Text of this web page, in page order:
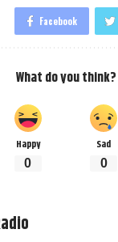
Facebook
What do you think?
Happy
0
Sad
0